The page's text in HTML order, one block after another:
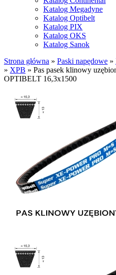
Katalog Megadyne
Katalog Optibelt
Katalog PIX
Katalog OKS
Katalog Sanok
Strona główna » Paski napędowe »
» XPB » Pas pasek klinowy
OPTIBELT 16,3x1500